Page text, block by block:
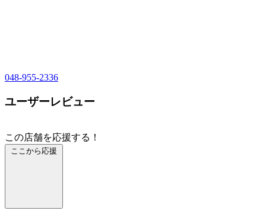
048-955-2336
ユーザーレビュー
この店舗を応援する！
ここから応援